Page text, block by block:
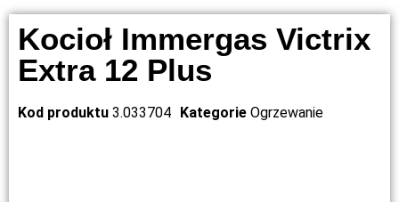
Kocioł Immergas Victrix
Extra 12 Plus
Kod produktu 3.033704 Kategorie Ogrzewanie